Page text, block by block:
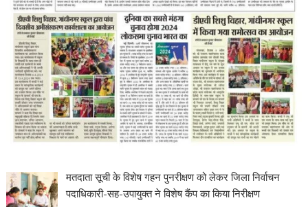
मतदाता सूची के विशेष गहन पुनरीक्षण को लेकर जिला निर्वाचन
पदाधिकारी-सह-उपायुक्त ने विशेष कैंप का किया निरीक्षण